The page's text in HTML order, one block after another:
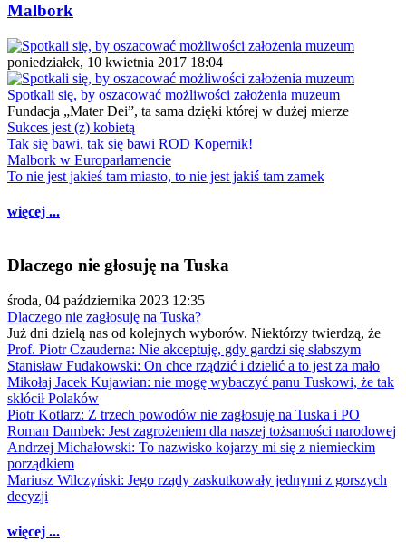
Malbork
poniedziałek, 10 kwietnia 2017 18:04
Spotkali się, by oszacować możliwości założenia muzeum
Fundacja „Mater Dei”, ta sama dzięki której w dużej mierze
Sukces jest (z) kobietą
Tak się bawi, tak się bawi ROD Kopernik!
Malbork w Europarlamencie
To nie jest jakieś tam miasto, to nie jest jakiś tam zamek
więcej ...
Dlaczego nie głosuję na Tuska
środa, 04 października 2023 12:35
Dlaczego nie zagłosuję na Tuska?
Już dni dzielą nas od kolejnych wyborów. Niektórzy twierdzą, że
Prof. Piotr Czauderna: Nie akceptuję, gdy gardzi się słabszym
Stanisław Fudakowski: On chce rządzić i dzielić a to jest za mało
Mikołaj Jacek Kujawian: nie mogę wybaczyć panu Tuskowi, że tak
skłócił Polaków
Piotr Kotlarz: Z trzech powodów nie zagłosuję na Tuska i PO
Roman Dambek: Jest zagrożeniem dla naszej tożsamości narodowej
Andrzej Michałowski: To nazwisko kojarzy mi się z niemieckim
porządkiem
Mariusz Wilczyński: Jego rządy zaskutkowały jednymi z gorszych
decyzji
więcej ...